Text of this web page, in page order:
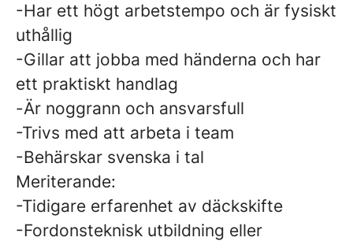
-Har ett högt arbetstempo och är fysiskt
uthållig
-Gillar att jobba med händerna och har
ett praktiskt handlag
-Är noggrann och ansvarsfull
-Trivs med att arbeta i team
-Behärskar svenska i tal
Meriterande:
-Tidigare erfarenhet av däckskifte
-Fordonsteknisk utbildning eller